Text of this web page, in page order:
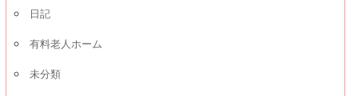
日記
有料老人ホーム
未分類